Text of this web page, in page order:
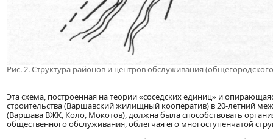
Рис. 2. Структура районов и центров обслуживания
Эта схема, построенная на теории «соседских единиц» и
строительства (Варшавский жилищный кооператив) в 20-летний
(Варшава ВЖК, Коло, Мокотов), должна была способствовать
общественного обслуживания, облегчая его многоступенчатой